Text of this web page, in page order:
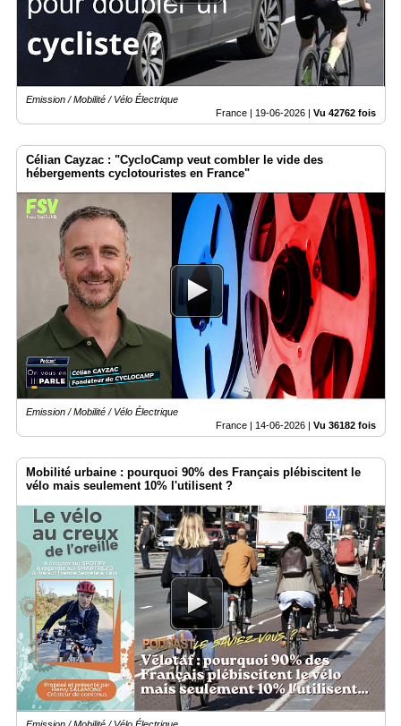
Emission / Mobilité / Vélo Électrique
France | 19-06-2026 | Vu 42762 fois
Célian Cayzac : "CycloCamp veut combler le vide des
hébergements cyclotouristes en France"
Emission / Mobilité / Vélo Électrique
France | 14-06-2026 | Vu 36182 fois
Mobilité urbaine : pourquoi 90% des Français plébiscitent le
vélo mais seulement 10% l'utilisent ?